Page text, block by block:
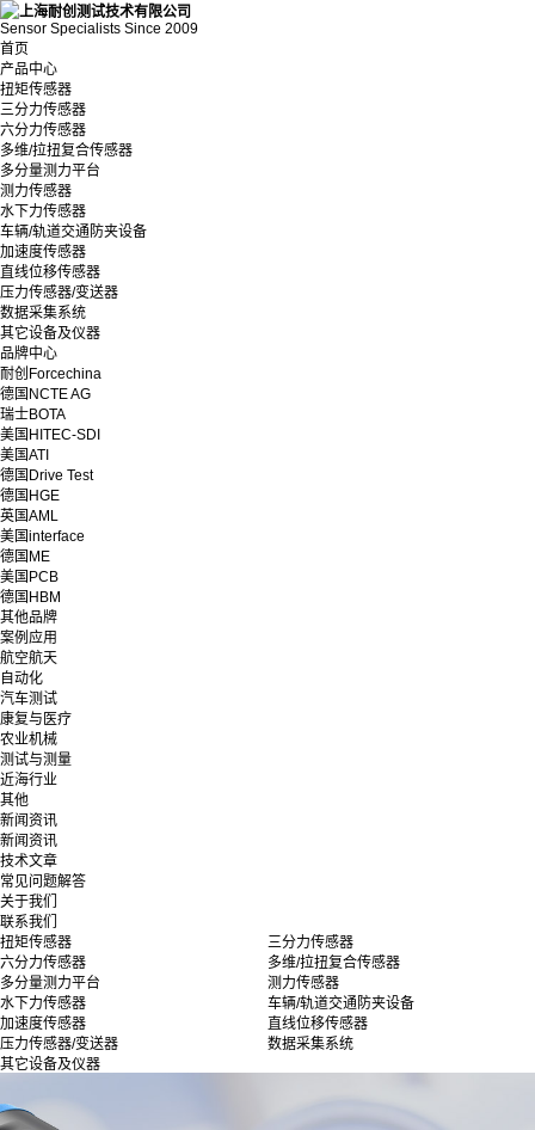
Sensor Specialists Since 2009
首页
产品中心
扭矩传感器
三分力传感器
六分力传感器
多维/拉扭复合传感器
多分量测力平台
测力传感器
水下力传感器
车辆/轨道交通防夹设备
加速度传感器
直线位移传感器
压力传感器/变送器
数据采集系统
其它设备及仪器
品牌中心
耐创Forcechina
德国NCTE AG
瑞士BOTA
美国HITEC-SDI
美国ATI
德国Drive Test
德国HGE
英国AML
美国interface
德国ME
美国PCB
德国HBM
其他品牌
案例应用
航空航天
自动化
汽车测试
康复与医疗
农业机械
测试与测量
近海行业
其他
新闻资讯
新闻资讯
技术文章
常见问题解答
关于我们
联系我们
扭矩传感器
三分力传感器
六分力传感器
多维/拉扭复合传感器
多分量测力平台
测力传感器
水下力传感器
车辆/轨道交通防夹设备
加速度传感器
直线位移传感器
压力传感器/变送器
数据采集系统
其它设备及仪器